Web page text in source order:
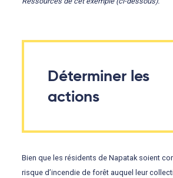
Déterminer les
actions
Bien que les résidents de Napatak soient
risque d’incendie de forêt auquel leur